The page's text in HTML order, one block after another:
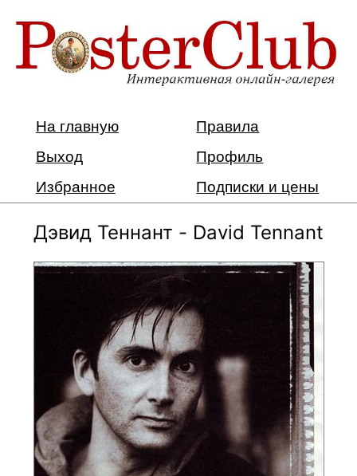
На главную
Правила
Выход
Профиль
Избранное
Подписки и цены
Дэвид Теннант - David Tennant